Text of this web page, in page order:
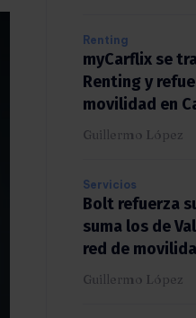
Renting
myCarflix se
Renting y
la movilidad en
Guillermo López
Servicios
Bolt refuerza
suma los de
red de
Guillermo López